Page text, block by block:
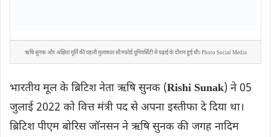
ऋषि सुनक और अक्षिता मूर्ति की पहली मुलाकात स्टैनफोर्ड यूनिवर्सिटी में पढ़ाई के दौरान हुई थी। Photo Social Media
भारतीय मूल के ब्रिटिश नेता ऋषि सुनक (Rishi Sunak) ने 05
जुलाई 2022 को वित्त मंत्री पद से अपना इस्तीफा दे दिया था।
ब्रिटिश पीएम बोरिस जॉनसन ने ऋषि सुनक की जगह नादिम